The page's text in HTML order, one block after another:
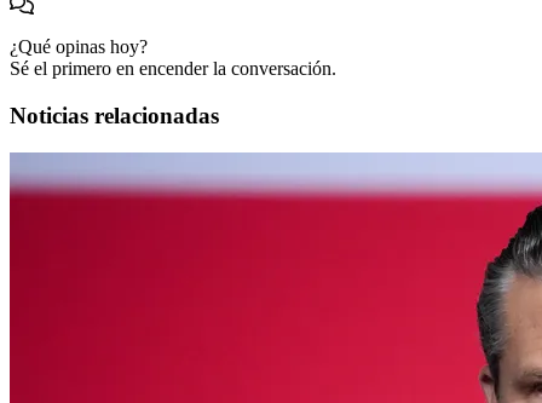
¿Qué opinas hoy?
Sé el primero en encender la conversación.
Noticias relacionadas